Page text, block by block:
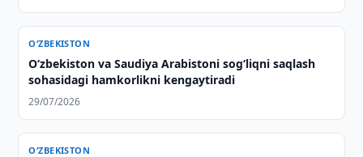
O‘ZBEKISTON
Oʻzbekiston va Saudiya Arabistoni sogʻliqni saqlash
sohasidagi hamkorlikni kengaytiradi
29/07/2026
O‘ZBEKISTON